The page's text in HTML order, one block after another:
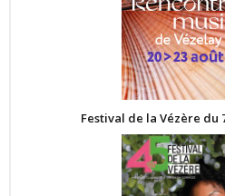
Festival de la Vézère du